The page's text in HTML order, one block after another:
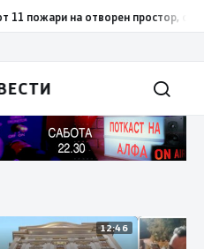
на отворен простор, од кои
12:46